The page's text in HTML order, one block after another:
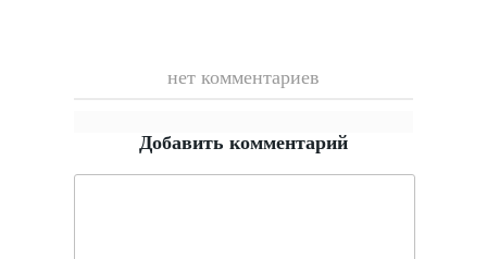
нет комментариев
Добавить комментарий